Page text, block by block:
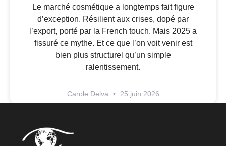
Le marché cosmétique a longtemps fait figure
d’exception. Résilient aux crises, dopé par
l’export, porté par la French touch. Mais 2025 a
fissuré ce mythe. Et ce que l’on voit venir est
bien plus structurel qu’un simple
ralentissement.
Carole Delva 25 juin 2026